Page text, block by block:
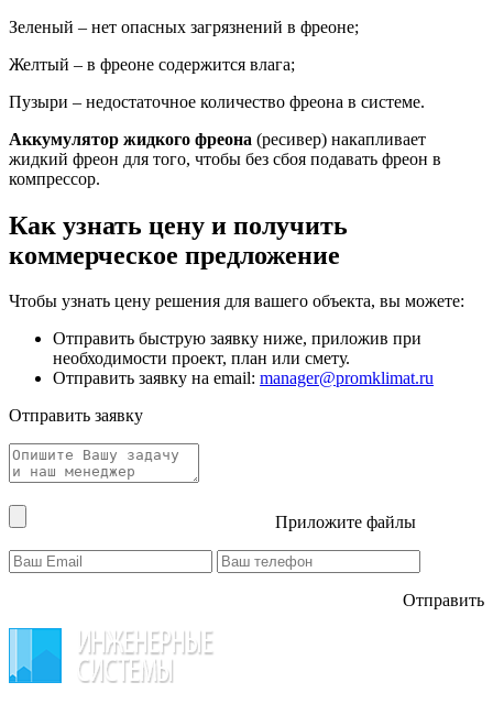
Зеленый – нет опасных загрязнений в фреоне;
Желтый – в фреоне содержится влага;
Пузыри – недостаточное количество фреона в системе.
Аккумулятор жидкого фреона (ресивер) накапливает
жидкий фреон для того, чтобы без сбоя подавать фреон в
компрессор.
Как узнать цену и получить
коммерческое предложение
Чтобы узнать цену решения для вашего объекта, вы можете:
Отправить быструю заявку ниже, приложив при
необходимости проект, план или смету.
Отправить заявку на email: manager@promklimat.ru
Отправить заявку
Приложите файлы
Отправить